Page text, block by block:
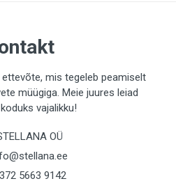
mis tegeleb peamiselt
müügiga. Meie juures leiad
vajalikku!
OÜ
5663 9142